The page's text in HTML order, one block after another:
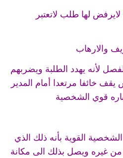
لها طلب لاتعتبر
والارهاب
لأنه يهدد الطلبة ويضربهم
خائفا مرتعدا أمام المدير
قوي الشخصية
القوية بأنه ذلك الذي
غيره ويصل بذلك الى مكانة